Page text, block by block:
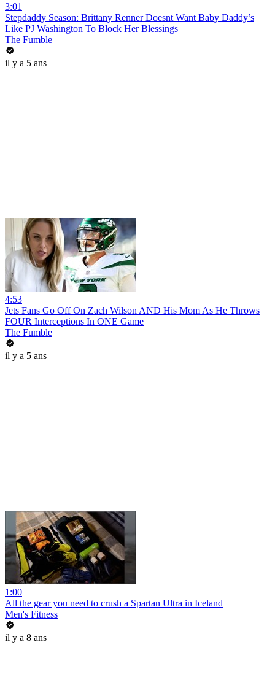
3:01
Stepdaddy Season: Brittany Renner Doesnt Want Baby Daddy’s
Like PJ Washington To Block Her Blessings
The Fumble
il y a 5 ans
4:53
Jets Fans Go Off On Zach Wilson AND His Mom As He Throws
FOUR Interceptions In ONE Game
The Fumble
il y a 5 ans
1:00
All the gear you need to crush a Spartan Ultra in Iceland
Men's Fitness
il y a 8 ans